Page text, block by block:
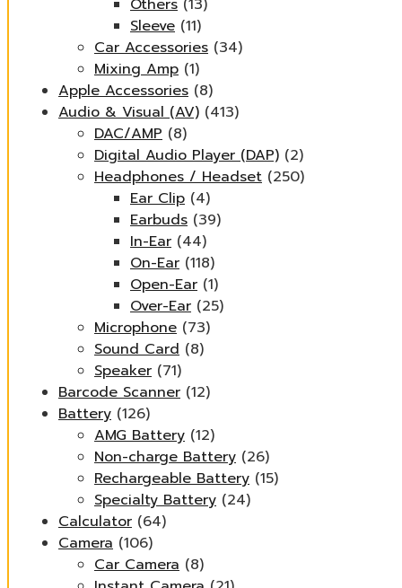
Others (13)
Sleeve (11)
Car Accessories (34)
Mixing Amp (1)
Apple Accessories (8)
Audio & Visual (AV) (413)
DAC/AMP (8)
Digital Audio Player (DAP) (2)
Headphones / Headset (250)
Ear Clip (4)
Earbuds (39)
In-Ear (44)
On-Ear (118)
Open-Ear (1)
Over-Ear (25)
Microphone (73)
Sound Card (8)
Speaker (71)
Barcode Scanner (12)
Battery (126)
AMG Battery (12)
Non-charge Battery (26)
Rechargeable Battery (15)
Specialty Battery (24)
Calculator (64)
Camera (106)
Car Camera (8)